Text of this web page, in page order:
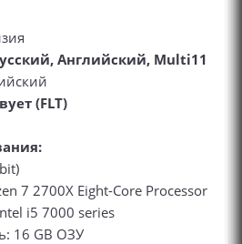
Английский, Multi11
(FLT)
7 2700X Eight-Core Processor
i5 7000 series
16 GB ОЗУ